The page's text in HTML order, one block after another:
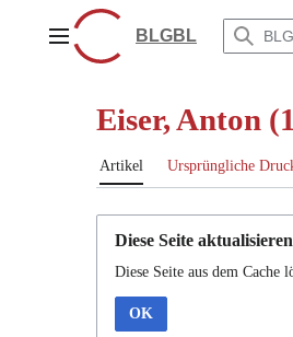
springenHauptmenüBLGBL
Eiser, Anton
Artikel Ursprüngliche
Diese Seite aktualisieren
Diese Seite aus dem Cache
OK